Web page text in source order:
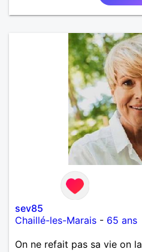
sev85
Chaillé-les-Marais - 65 ans
On ne refait pas sa vie on